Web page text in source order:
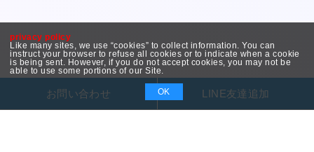
privacy policy
Like many sites, we use “cookies” to collect information. You can
instruct your browser to refuse all cookies or to indicate when a cookie
is being sent. However, if you do not accept cookies, you may not be
able to use some portions of our Site.
OK
お問い合わせ LINE友達追加